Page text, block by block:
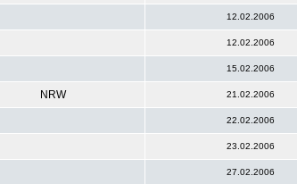
12.02.2006
12.02.2006
15.02.2006
NRW 21.02.2006
22.02.2006
23.02.2006
27.02.2006